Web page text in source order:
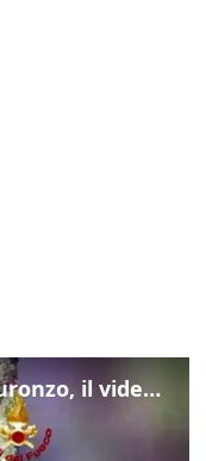
Frana lambisce le case di Auronzo, il video dall'elicottero dei vigili del fuoco